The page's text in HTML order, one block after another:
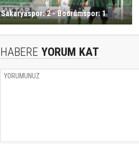
Sakaryaspor: 2 - Bodrumspor: 1
HABERE YORUM KAT